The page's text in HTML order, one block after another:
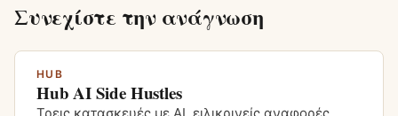
Συνεχίστε την ανάγνωση
HUB
Hub AI Side Hustles